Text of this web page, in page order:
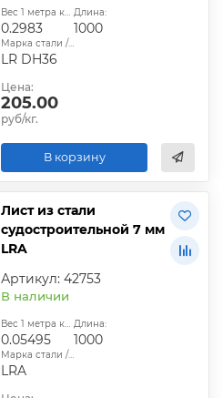
Вес 1 метра квадратного, т:
0.2983
Длина:
1000
Марка стали / сплава:
LR DH36
Цена:
205.00
руб/кг.
В корзину
Лист из стали
судостроительной 7 мм
LRA
Артикул: 42753
В наличии
Вес 1 метра квадратного, т:
0.05495
Длина:
1000
Марка стали / сплава:
LRA